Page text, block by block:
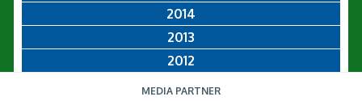
2014
2013
2012
MEDIA PARTNER